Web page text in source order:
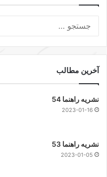
آخرین مطالب
نشریه راهنما 54
2023-01-16
نشریه راهنما 53
2023-01-05